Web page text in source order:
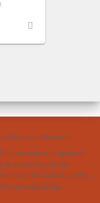
año, bajo cita previa.
Activo se ajusta al
el que se regulan las
de Castilla y León, y
para realizar las